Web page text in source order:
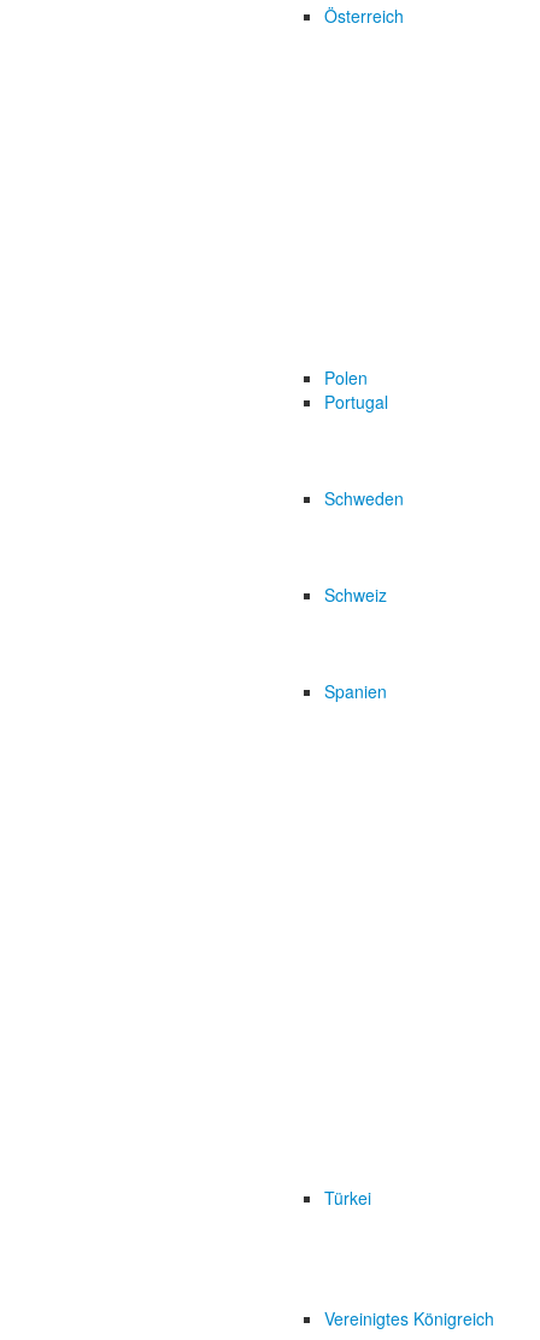
Österreich
Polen
Portugal
Schweden
Schweiz
Spanien
Türkei
Vereinigtes Königreich